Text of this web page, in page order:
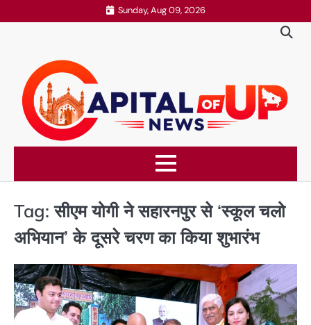
to
Sunday, Aug 09, 2026
Tag:सीएम योगी ने सहारनपुर से ‘स्कूल चलो
अभियान’ के दूसरे चरण का किया शुभारंभ